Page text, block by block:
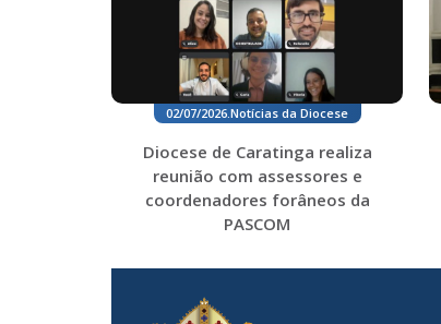
02/07/2026.Notícias da Diocese
Diocese de Caratinga realiza
reunião com assessores e
coordenadores forâneos da
PASCOM